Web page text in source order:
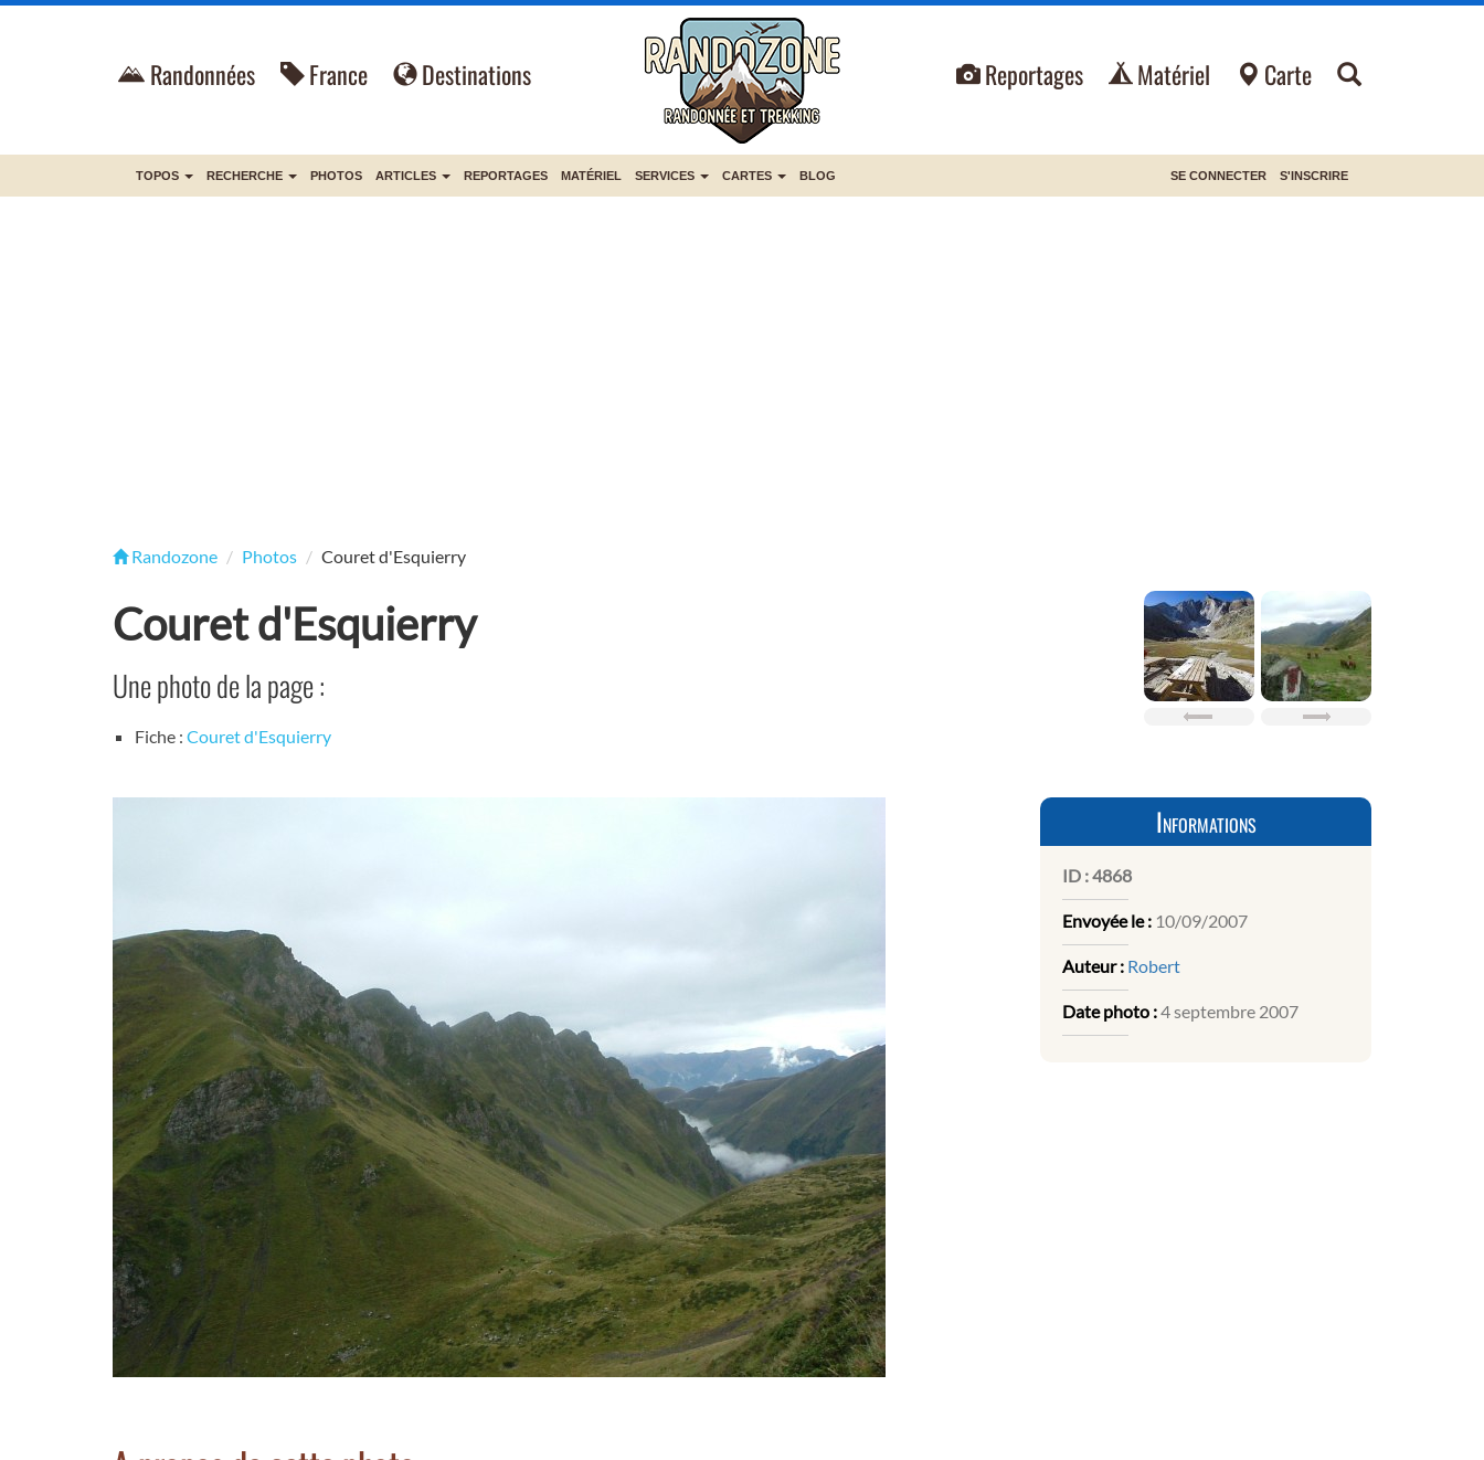
Randonnées France Destinations Reportages Matériel Carte
TOPOS RECHERCHE PHOTOS ARTICLES REPORTAGES MATÉRIEL SERVICES CARTES BLOG SE CONNECTER S'INSCRIRE
Randozone Photos Couret d'Esquierry
Couret d'Esquierry
Une photo de la page :
Fiche : Couret d'Esquierry
Informations
ID :4868
Envoyée le : 10/09/2007
Auteur : Robert
Date photo :4 septembre 2007